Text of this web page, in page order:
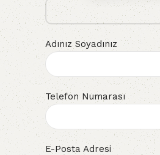
Adınız Soyadınız
Telefon Numarası
E-Posta Adresi